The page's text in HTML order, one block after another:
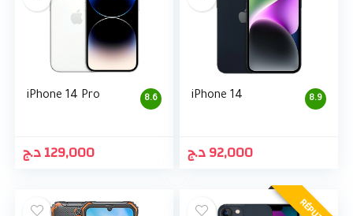
8.6
iPhone 14 Pro
129,000د.ج
8.9
iPhone 14
92,000د.ج